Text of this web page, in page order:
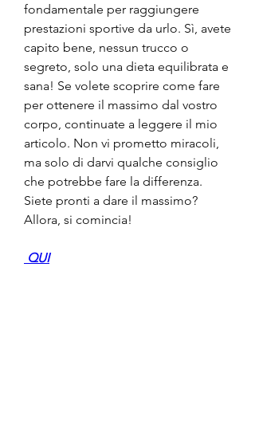
fondamentale per raggiungere
prestazioni sportive da urlo. Sì, avete
capito bene, nessun trucco o
segreto, solo una dieta equilibrata e
sana! Se volete scoprire come fare
per ottenere il massimo dal vostro
corpo, continuate a leggere il mio
articolo. Non vi prometto miracoli,
ma solo di darvi qualche consiglio
che potrebbe fare la differenza.
Siete pronti a dare il massimo?
Allora, si comincia!
QUI